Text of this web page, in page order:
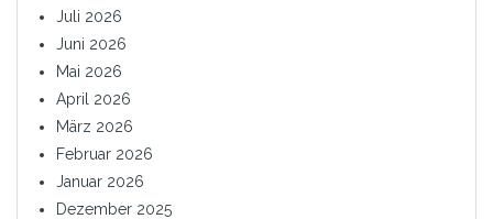
Juli 2026
Juni 2026
Mai 2026
April 2026
März 2026
Februar 2026
Januar 2026
Dezember 2025